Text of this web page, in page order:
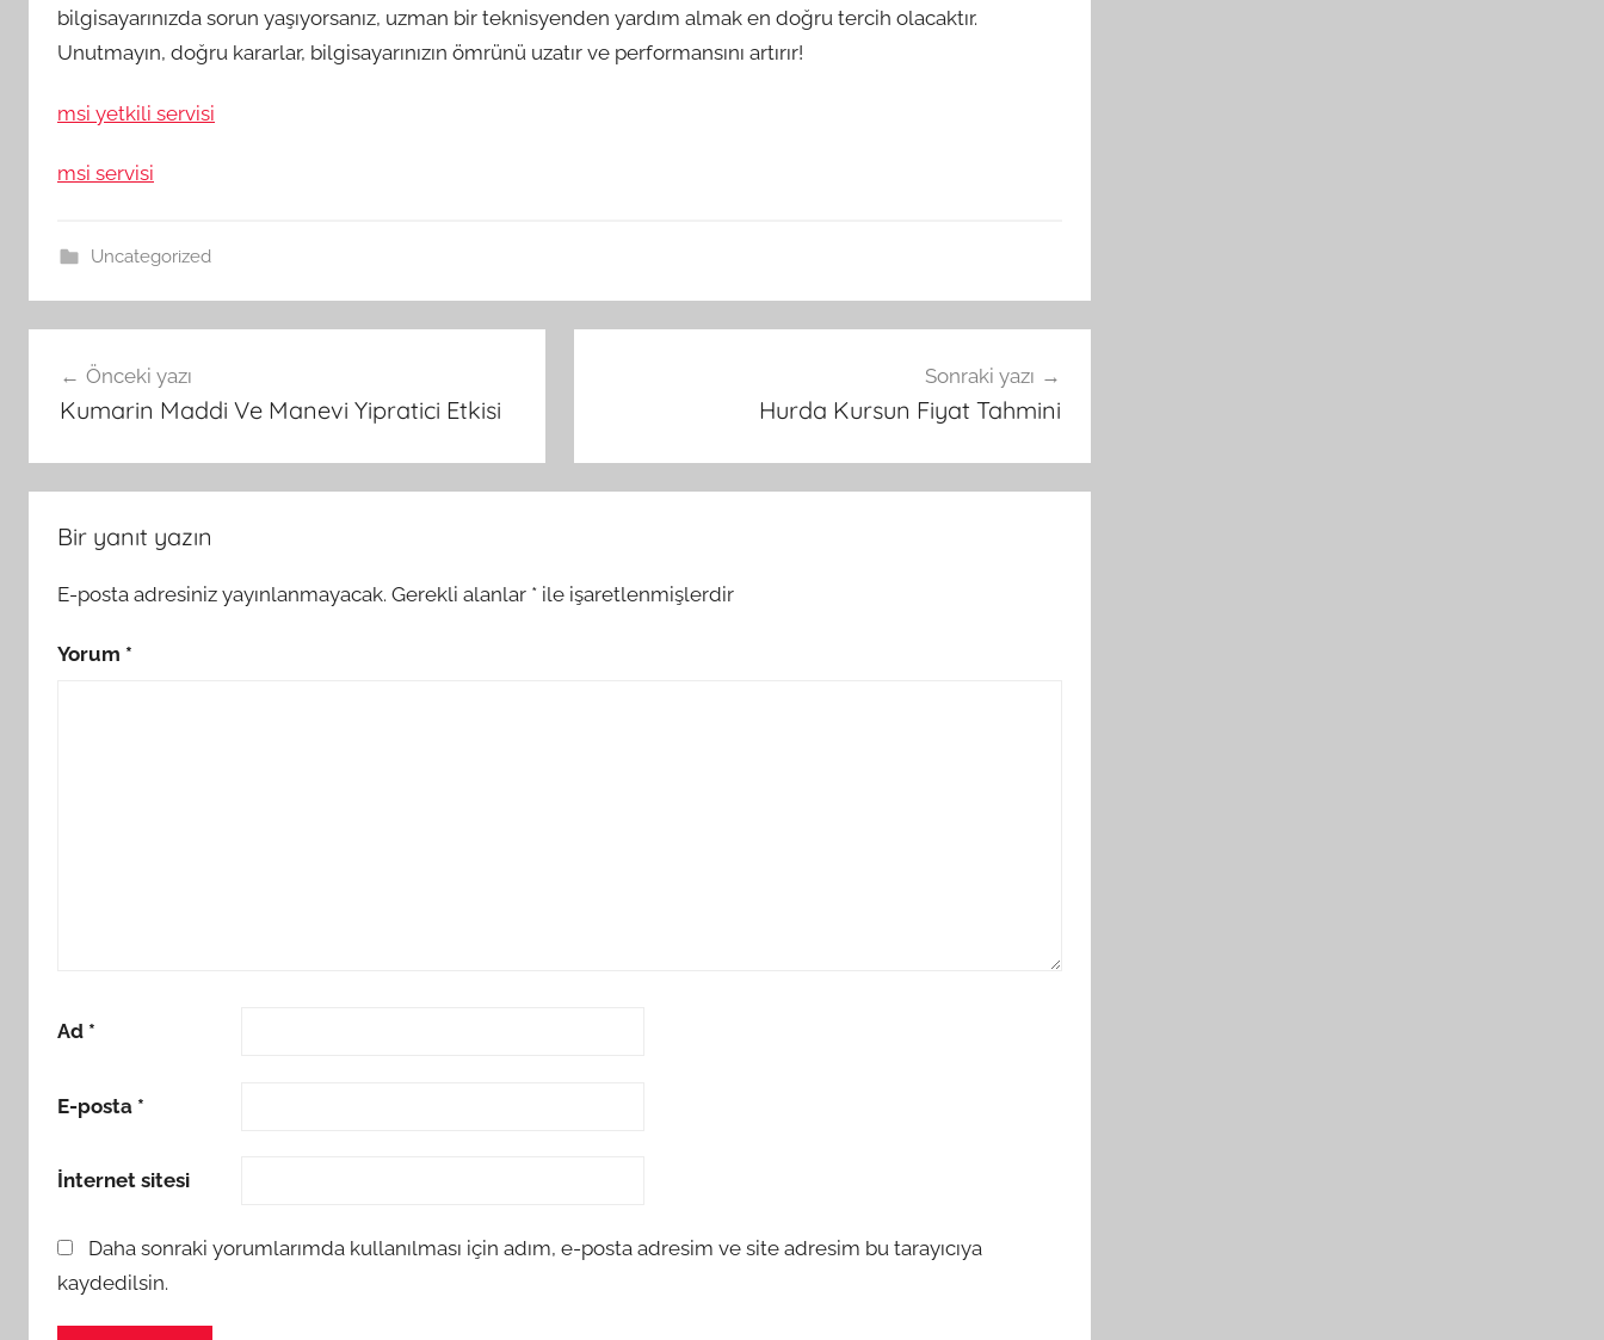
bilgisayarınızda sorun yaşıyorsanız, uzman bir teknisyenden yardım almak en doğru tercih olacaktır.
Unutmayın, doğru kararlar, bilgisayarınızın ömrünü uzatır ve performansını artırır!
msi yetkili servisi
msi servisi
Uncategorized
gezinmesi
Önceki yazı
Kumarin Maddi Ve Manevi Yipratici Etkisi
Sonraki yazı
Hurda Kursun Fiyat Tahmini
Bir yanıt yazın
E-posta adresiniz yayınlanmayacak. Gerekli alanlar * ile işaretlenmişlerdir
Yorum *
Ad *
E-posta *
İnternet sitesi
Daha sonraki yorumlarımda kullanılması için adım, e-posta adresim ve site adresim bu tarayıcıya
kaydedilsin.